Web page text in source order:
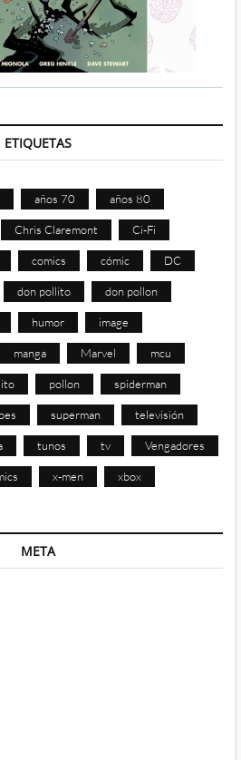
ETIQUETAS
años 70 años 80
Chris Claremont Ci-Fi
comics cómic DC
don pollito don pollon
humor image
manga Marvel mcu
pollon spiderman
superman televisión
tunos tv Vengadores
x-men xbox
META